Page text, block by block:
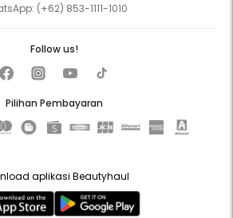
(+62) 853-1111-1010
Pilihan Pembayaran
Follow us!
aplikasi Beautyhaul